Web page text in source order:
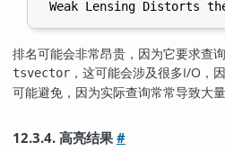
排名可能会非常昂贵，因为它要求查
tsvector ，这可能会涉及很多I/O，
可能避免，因为实际查询常常导致大量
12.3.4. 高亮结果#